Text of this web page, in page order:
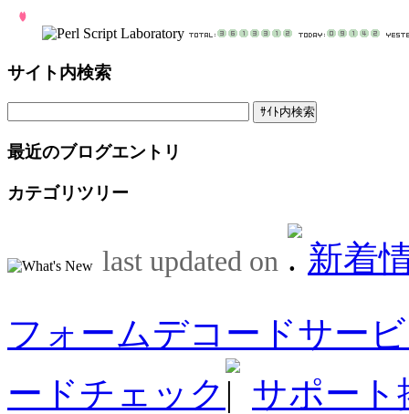
サイト内検索
最近のブログエントリ
カテゴリツリー
last updated on
新着
フォームデコードサー
ードチェック
サポート